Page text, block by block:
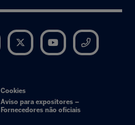
Facebook Twitter YouTube
Cookies
Aviso para expositores –
Fornecedores não oficiais